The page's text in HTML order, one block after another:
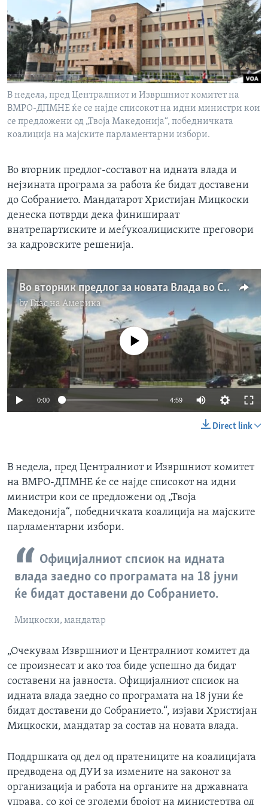
ИНТЕРВЈУА
Јазици
В недела, пред Централниот и Извршниот комитет на
ВМРО-ДПМНЕ ќе се најде списокот на идни министри кои
се предложени од „Твоја Македонија“, победничката
коалиција на мајските парламентарни избори.
Во вторник предлог-составот на идната влада и
нејзината програма за работа ќе бидат доставени
до Собранието. Мандатарот Христијан Мицкоски
денеска потврди дека финишираат
внатрепартиските и меѓукоалициските преговори
за кадровските решенија.
Во вторник предлог за новата Влада во Северна Македонија
byГлас на Америка
No media source currently available
0:00 4:59
Direct link
В недела, пред Централниот и Извршниот комитет
на ВМРО-ДПМНЕ ќе се најде списокот на идни
министри кои се предложени од „Твоја
Македонија“, победничката коалиција на мајските
парламентарни избори.
Официјалниот спсиок на идната
влада заедно со програмата на 18 јуни
ќе бидат доставени до Собранието.
Мицкоски, мандатар
„Очекувам Извршниот и Централниот комитет да
се произнесат и ако тоа биде успешно да бидат
составени на јавноста. Официјалниот спсиок на
идната влада заедно со програмата на 18 јуни ќе
бидат доставени до Собранието.“, изјави Христијан
Мицкоски, мандатар за состав на новата влада.
Поддршката од дел од пратениците на коалицијата
предводена од ДУИ за измените на законот за
организација и работа на органите на државната
управа, со кој се зголеми бројот на министертва од